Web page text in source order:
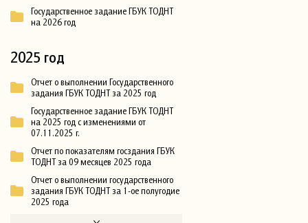
Государственное задание ГБУК ТОДНТ
на 2026 год
2025 год
Отчет о выполнении Государственного
задания ГБУК ТОДНТ за 2025 год
Государственное задание ГБУК ТОДНТ
на 2025 год с изменениями от
07.11.2025 г.
Отчет по показателям госздания ГБУК
ТОДНТ за 09 месяцев 2025 года
Отчет о выполнении государственного
задания ГБУК ТОДНТ за 1-ое полугодие
2025 года